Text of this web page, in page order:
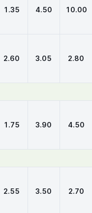
1.35 4.50 10.00
2.60 3.05 2.80
1.75 3.90 4.50
2.55 3.50 2.70